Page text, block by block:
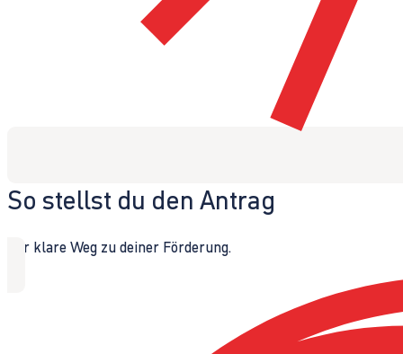
So stellst du den Antrag
Der klare Weg zu deiner Förderung.